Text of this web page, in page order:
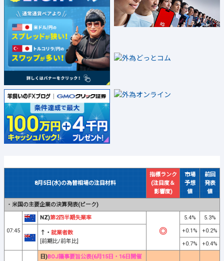
8月5日(水)の為替相場の注目材料
指標ランク
(注目度＆
影響度)
市場
予想
値
前回
発表
値
・ 米国の主要企業の決算発表(ピーク)
07:45
NZ)第2四半期失業率 5.4% 5.3%
↑・ 就業者数
[前期比/前年比]
+0.1%
+0.2%
+0.7%
+0.4%
日)BOJ議事要旨公表(6月15日・16日開催